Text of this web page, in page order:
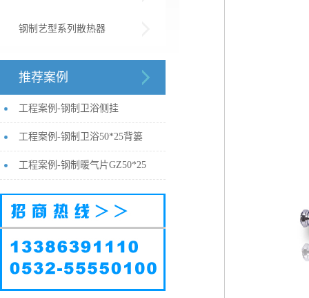
钢制艺型系列散热器
推荐案例
工程案例-钢制卫浴侧挂
工程案例-钢制卫浴50*25背篓
工程案例-钢制暖气片GZ50*25